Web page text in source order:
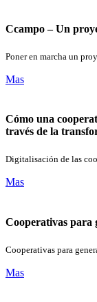
Ccampo – Un
Poner en marcha un
Mas
Cómo una
través de la
Digitalisación de las
Mas
Cooperativas para
Cooperativas para
Mas